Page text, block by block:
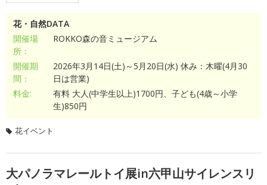
花・自然DATA
開催場
所：
ROKKO森の音ミュージアム
開催期
間：
2026年3月14日(土)～5月20日(水) 休み：木曜(4月30
日は営業)
料金:
有料 大人(中学生以上)1700円、子ども(4歳～小学
生)850円
花イベント
大パノラマレールトイ展in六甲山サイレンスリ